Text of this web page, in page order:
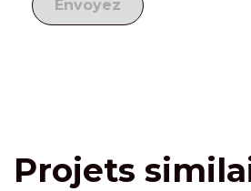
Projets